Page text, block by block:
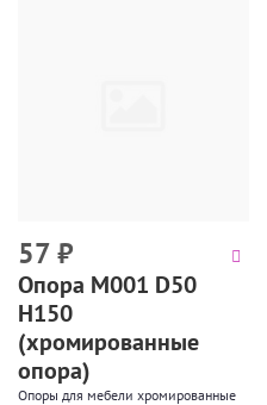
57₽
Опора М001 D50
H150
(хромированные
опора)
Опоры для мебели хромированные